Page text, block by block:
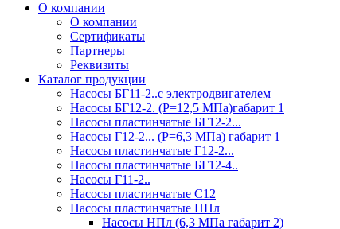
О компании
О компании
Сертификаты
Партнеры
Реквизиты
Каталог продукции
Насосы БГ11-2..с электродвигателем
Насосы БГ12-2. (Р=12,5 МПа)габарит 1
Насосы пластинчатые БГ12-2...
Насосы Г12-2... (Р=6,3 МПа) габарит 1
Насосы пластинчатые Г12-2...
Насосы пластинчатые БГ12-4..
Насосы Г11-2..
Насосы пластинчатые С12
Насосы пластинчатые НПл
Насосы НПл (6,3 МПа габарит 2)